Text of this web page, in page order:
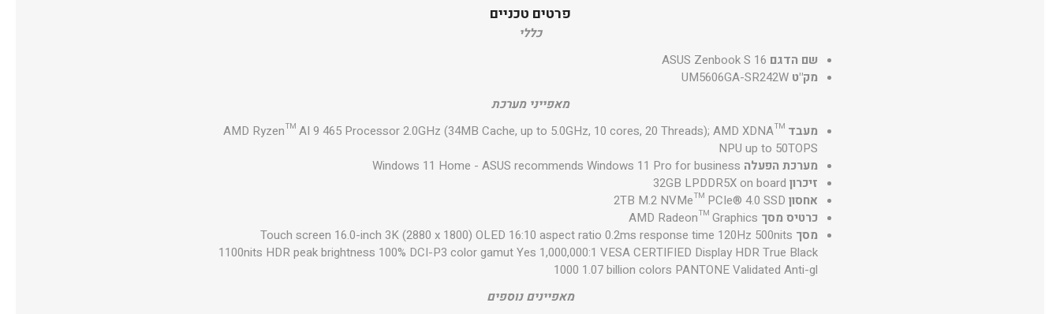
פרטים טכניים
כללי
שם הדגם ASUS Zenbook S 16
מק"ט UM5606GA-SR242W
מאפייני מערכת
מעבד AMD Ryzen™ AI 9 465 Processor 2.0GHz (34MB Cache, up to 5.0GHz, 10 cores, 20 Threads); AMD XDNA™
NPU up to 50TOPS
מערכת הפעלה Windows 11 Home - ASUS recommends Windows 11 Pro for business
זיכרון 32GB LPDDR5X on board
אחסון 2TB M.2 NVMe™ PCIe® 4.0 SSD
כרטיס מסך AMD Radeon™ Graphics
מסך Touch screen 16.0-inch 3K (2880 x 1800) OLED 16:10 aspect ratio 0.2ms response time 120Hz 500nits
1100nits HDR peak brightness 100% DCI-P3 color gamut Yes 1,000,000:1 VESA CERTIFIED Display HDR True Black
1000 1.07 billion colors PANTONE Validated Anti-gl
מאפיינים נוספים